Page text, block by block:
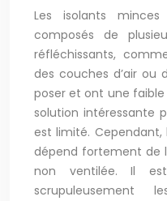
Les isolants
composés de
réfléchissants,
des couches d’air ou
poser et ont une
solution intéressante
est limité.
dépend fortement de
non ventilée. Il
scrupuleusement